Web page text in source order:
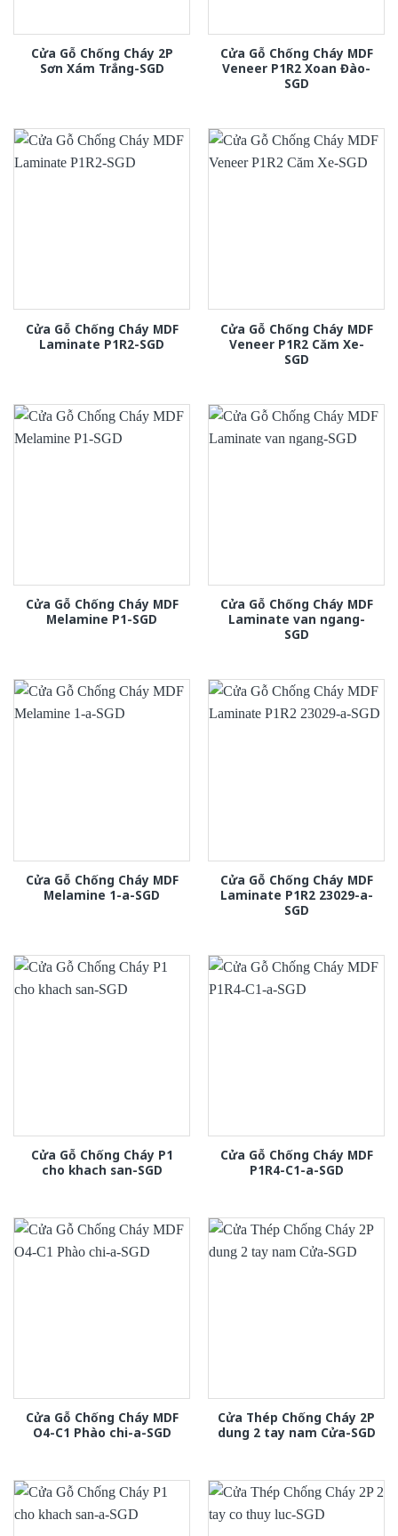
Cửa Gỗ Chống Cháy 2P
Sơn Xám Trắng-SGD
Cửa Gỗ Chống Cháy MDF
Veneer P1R2 Xoan Đào-
SGD
Cửa Gỗ Chống Cháy MDF
Laminate P1R2-SGD
Cửa Gỗ Chống Cháy MDF
Veneer P1R2 Căm Xe-
SGD
Cửa Gỗ Chống Cháy MDF
Melamine P1-SGD
Cửa Gỗ Chống Cháy MDF
Laminate van ngang-
SGD
Cửa Gỗ Chống Cháy MDF
Melamine 1-a-SGD
Cửa Gỗ Chống Cháy MDF
Laminate P1R2 23029-a-
SGD
Cửa Gỗ Chống Cháy P1
cho khach san-SGD
Cửa Gỗ Chống Cháy MDF
P1R4-C1-a-SGD
Cửa Gỗ Chống Cháy MDF
O4-C1 Phào chi-a-SGD
Cửa Thép Chống Cháy 2P
dung 2 tay nam Cửa-SGD